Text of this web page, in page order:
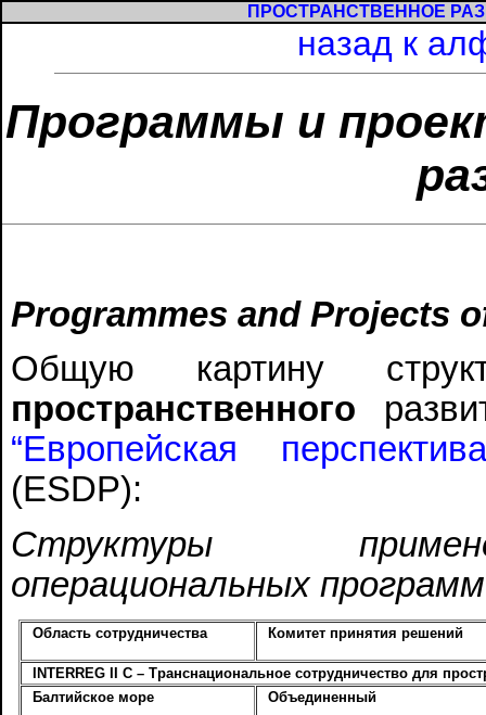
ПРОСТРАНСТВЕННОЕ
назад к
Программы и
Programmes and Projects
Общую картину
пространственного
“Европейская
(ESDP):
Структуры
операциональных
Область сотрудничества Комитет принятия решений
INTERREG II C – Транснациональное сотрудничество для
Балтийское море
Объединенный